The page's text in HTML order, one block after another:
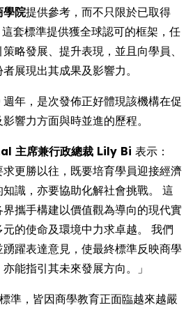
學院提供參考，而不只限於已取得
套標準提供獲全球認可的框架，任
略發展、提升表現，並且向學員、
展現出其成果及影響力。
年，是次發佈正好體現該機構在促
響力方面與時並進的歷程。
主席兼行政總裁 Lily Bi 表示：
求更勝以往，既要培育學員迎接經濟
識，亦要協助化解社會挑戰。 這
攜手構建以價值觀為導向的現代實
的使命及環境中力求卓越。 我們
躍表達意見，使最終標準反映商學
能指引其未來發展方向。」
準，皆因商學教育正面臨越來越嚴